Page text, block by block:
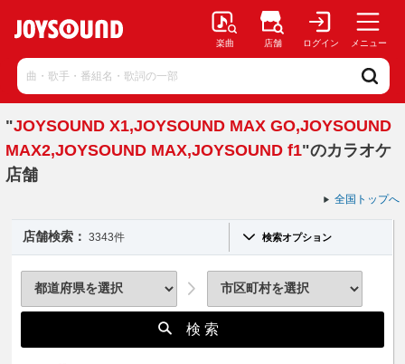
楽曲 店舗 ログイン メニュー
"JOYSOUND X1,JOYSOUND MAX GO,JOYSOUND
MAX2,JOYSOUND MAX,JOYSOUND f1"のカラオケ
店舗
全国トップへ
店舗検索： 3343件 検索オプション
検 索